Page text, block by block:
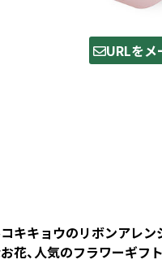
URLをメ
コキキョウのリボンアレ
花、人気のフラワーギフ